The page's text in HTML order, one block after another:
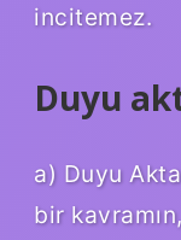
incitemez.
Duyu
a) Duyu
bir